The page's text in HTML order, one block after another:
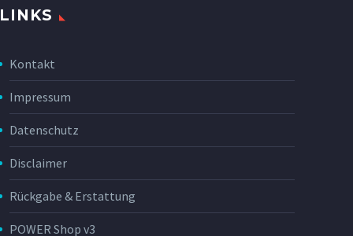
LINKS
Kontakt
Impressum
Datenschutz
Disclaimer
Rückgabe & Erstattung
POWER Shop v3